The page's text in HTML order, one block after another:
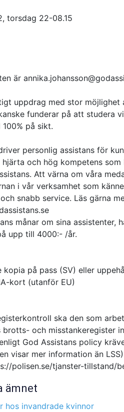
torsdag 22-08.15
är
uppdrag med stor
funderar på att studera
på sikt.
personlig assistans för
och hög kompetens
Att värna om våra
i vår verksamhet som
snabb service. Läs gärna
månar om sina assistenter,
upp till 4000:- /år.
kopia på pass (SV) eller
kort (utanför EU)
ska den som
och misstankeregister
God Assistans policy
visar mer information än
polisen.se/tjanster-tillstand/
ämnet
hos invandrade kvinnor